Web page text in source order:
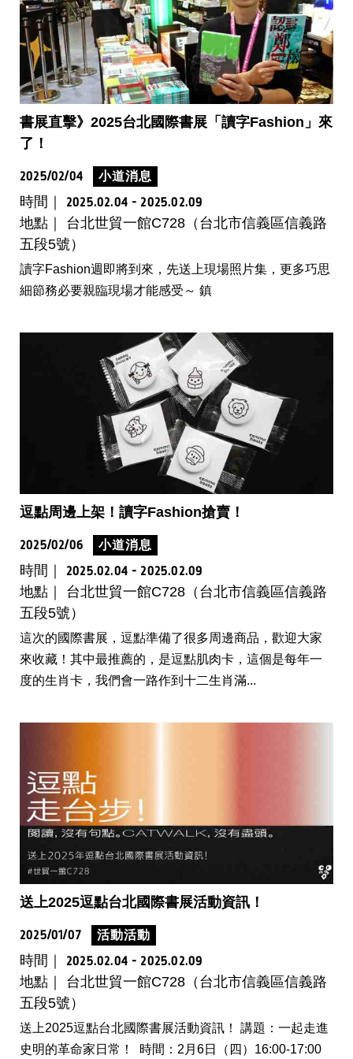
書展直擊》2025台北國際書展「讀字Fashion」來
了！
2025/02/04 小道消息
時間｜ 2025.02.04 - 2025.02.09
地點｜ 台北世貿一館C728（台北市信義區信義路
五段5號）
讀字Fashion週即將到來，先送上現場照片集，更多巧思
細節務必要親臨現場才能感受～ 鎮
逗點周邊上架！讀字Fashion搶賣！
2025/02/06 小道消息
時間｜ 2025.02.04 - 2025.02.09
地點｜ 台北世貿一館C728（台北市信義區信義路
五段5號）
這次的國際書展，逗點準備了很多周邊商品，歡迎大家
來收藏！其中最推薦的，是逗點肌肉卡，這個是每年一
度的生肖卡，我們會一路作到十二生肖滿...
送上2025逗點台北國際書展活動資訊！
2025/01/07 活動活動
時間｜ 2025.02.04 - 2025.02.09
地點｜ 台北世貿一館C728（台北市信義區信義路
五段5號）
送上2025逗點台北國際書展活動資訊！ 講題：一起走進
史明的革命家日常！ 時間：2月6日（四）16:00-17:00